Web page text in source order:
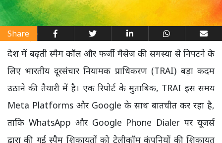
Share
देश में बढ़ती स्पैम कॉल और फर्जी मैसेज की समस्या से निपटने के
लिए भारतीय दूरसंचार नियामक प्राधिकरण (TRAI) बड़ा कदम
उठाने की तैयारी में है। एक रिपोर्ट के मुताबिक, TRAI इस समय
Meta Platforms और Google के साथ बातचीत कर रहा है,
ताकि WhatsApp और Google Phone Dialer पर यूजर्स
द्वारा की गई स्पैम शिकायतों को टेलीकॉम कंपनियों की शिकायत